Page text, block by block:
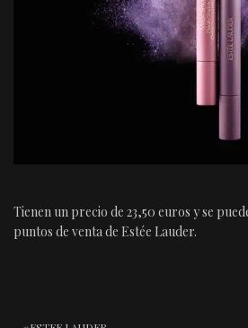
Tienen un precio de 23,50 euros y se
puntos de venta de Estée Lauder.